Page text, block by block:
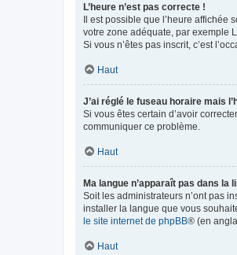
L’heure n’est pas correcte !
Il est possible que l’heure affichée
votre zone adéquate, par exemple
Si vous n’êtes pas inscrit, c’est
Haut
J’ai réglé le fuseau horaire mais
Si vous êtes certain d’avoir
communiquer ce problème.
Haut
Ma langue n’apparaît pas dans la
Soit les administrateurs n’ont pas
installer la langue que vous
le site internet de phpBB® (en
Haut